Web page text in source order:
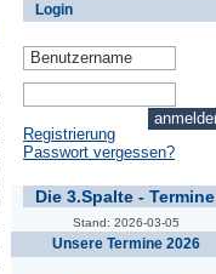
Login
Registrierung
Passwort vergessen?
Die 3.Spalte - Termine
Stand: 2026-03-05
Unsere Termine 2026